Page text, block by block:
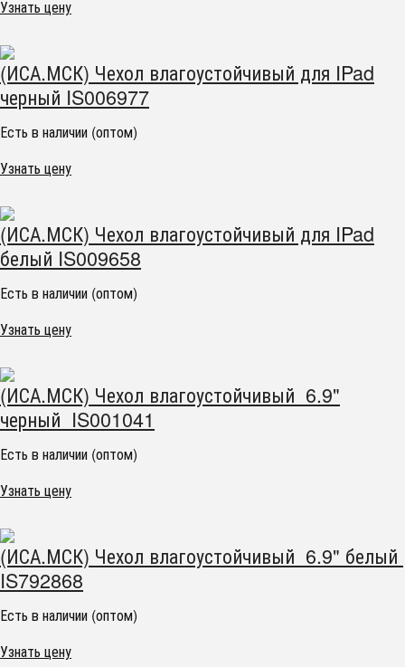
Узнать цену
(ИСА.МСК) Чехол влагоустойчивый для IPad
черный IS006977
Есть в наличии (оптом)
Узнать цену
(ИСА.МСК) Чехол влагоустойчивый для IPad
белый IS009658
Есть в наличии (оптом)
Узнать цену
(ИСА.МСК) Чехол влагоустойчивый 6.9"
черный IS001041
Есть в наличии (оптом)
Узнать цену
(ИСА.МСК) Чехол влагоустойчивый 6.9" белый
IS792868
Есть в наличии (оптом)
Узнать цену